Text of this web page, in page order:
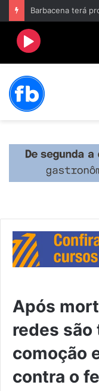
Após
redes são
comoção
contra o